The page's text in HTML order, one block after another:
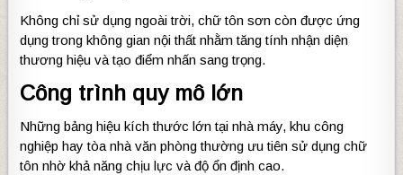
Không chỉ sử dụng ngoài trời, chữ tôn sơn còn được ứng
dụng trong không gian nội thất nhằm tăng tính nhận diện
thương hiệu và tạo điểm nhấn sang trọng.
Công trình quy mô lớn
Những bảng hiệu kích thước lớn tại nhà máy, khu công
nghiệp hay tòa nhà văn phòng thường ưu tiên sử dụng chữ
tôn nhờ khả năng chịu lực và độ ổn định cao.